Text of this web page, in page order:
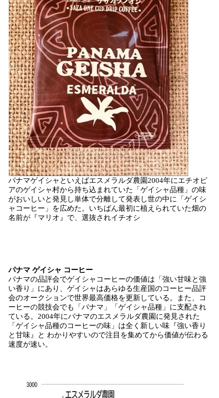
パナマゲイシャといえばエスメラルダ農園2004年にエチオピ
アのゲイシャ村から持ち込まれていた「ゲイシャ品種」の味
がおいしいと発見し単体で分離して発表し世の中に「ゲイシ
ャコーヒー」を広めた。いちばん最初に植えられていた畑の
名前が『マリオ』で、選抜されイチオシ
パナマ ゲイシャ コーヒー
パナマの品評会でゲイシャコーヒーの価値は「強い甘味と強
い香り」にあり、ゲイシャはあらゆる生産国のコーヒー品評
会のオークションで世界最高価格を更新している。また、コ
ーヒーの競技会でも「パナマ」「ゲイシャ品種」に支配され
ている。2004年にパナマのエスメラルダ農園に発見された
「ゲイシャ品種のコーヒーの味」は全く新しい味『強い香り
と甘味』と わかりやすいので注目を集めてから価値が伝わる
速度が速い。